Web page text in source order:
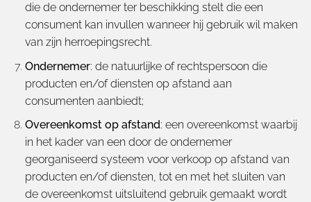
die de ondernemer ter beschikking stelt die een
consument kan invullen wanneer hij gebruik wil maken
van zijn herroepingsrecht.
Ondernemer: de natuurlijke of rechtspersoon die
producten en/of diensten op afstand aan
consumenten aanbiedt;
Overeenkomst op afstand: een overeenkomst waarbij
in het kader van een door de ondernemer
georganiseerd systeem voor verkoop op afstand van
producten en/of diensten, tot en met het sluiten van
de overeenkomst uitsluitend gebruik gemaakt wordt